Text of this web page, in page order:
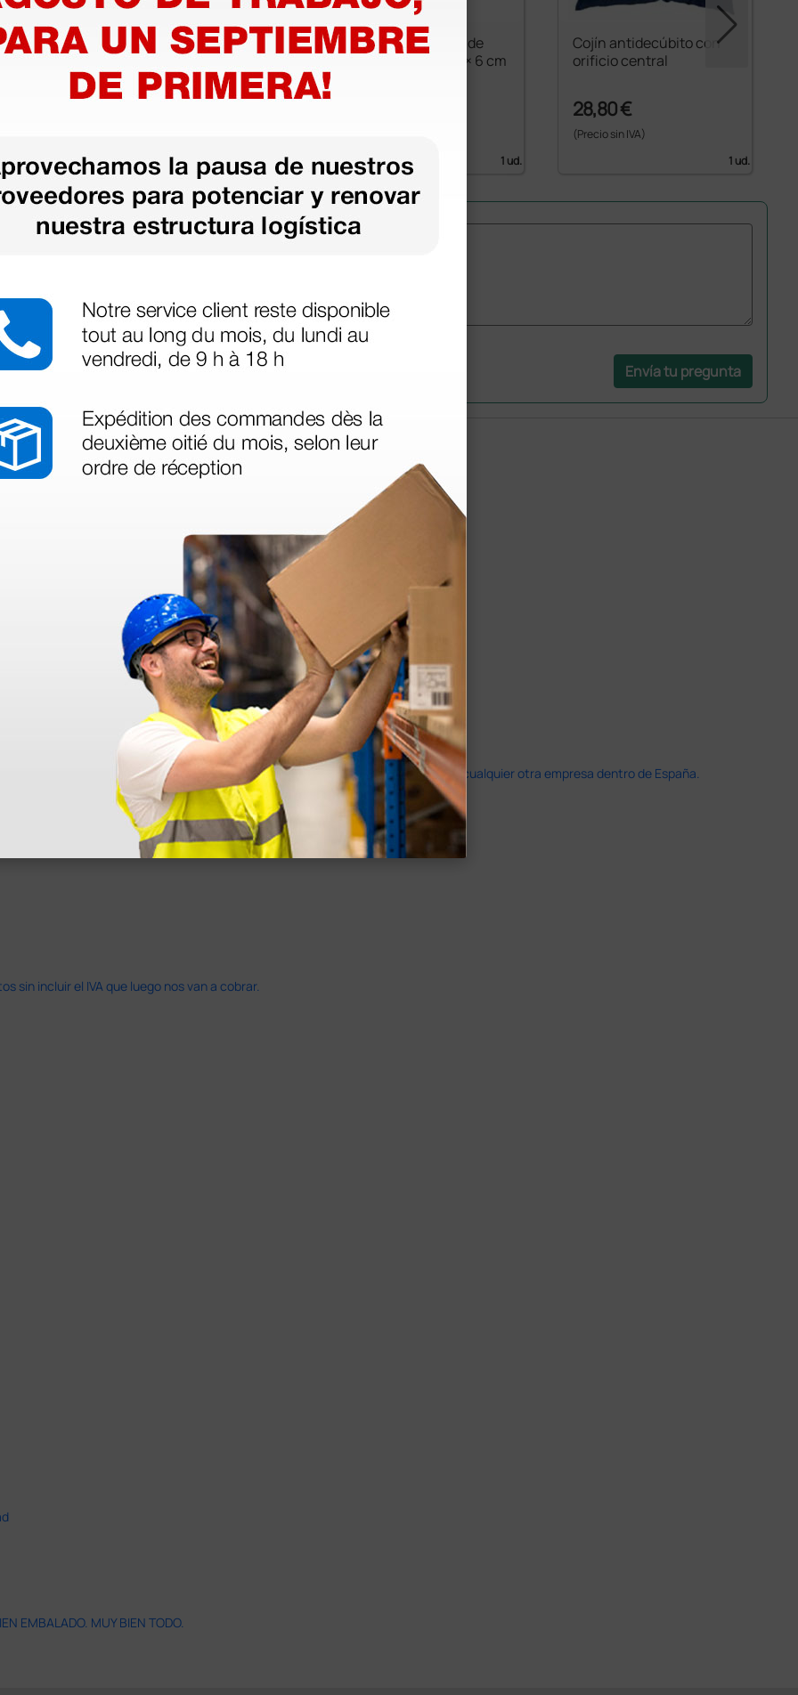
41 × 7
1 ud.
Cojín antidecúbito de
aire Gima - 40 × 40 × 6 cm
163,00 €
1 ud.
Cojín antidecúbito de
aire Gima - 45 × 45 × 6 cm
1 ud.
Cojín antidecúbito con
orificio central
28,80 €
(Precio sin IVA)
1 ud.
que ya
Envía tu pregunta
de entrega se alarga.
plataformas de material médico. Pero el envío cuesta más del doble que en cualquier otra empresa dentro de España.
sin incluir el IVA que luego nos van a cobrar.
EMBALADO. MUY BIEN TODO.